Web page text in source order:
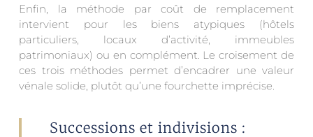
Enfin, la méthode par coût de remplacement
intervient pour les biens atypiques (hôtels
particuliers, locaux d’activité, immeubles
patrimoniaux) ou en complément. Le croisement de
ces trois méthodes permet d’encadrer une valeur
vénale solide, plutôt qu’une fourchette imprécise.
Successions et indivisions :